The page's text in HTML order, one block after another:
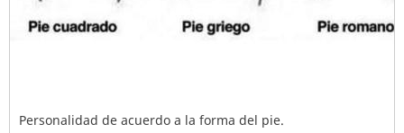
Personalidad de acuerdo a la forma del pie.